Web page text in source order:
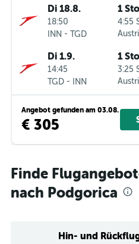
Di 18.8.
18:50
INN - TGD
1
4:55
Di 1.9.
14:45
TGD - INN
1
3:25
Angebot gefunden am 03.08.
€ 305
Finde
nach Podgorica
Hin- und